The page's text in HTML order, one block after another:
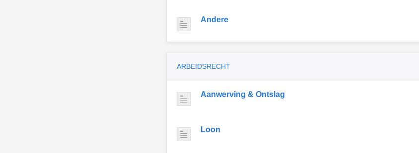
Andere
ARBEIDSRECHT
Aanwerving & Ontslag
Loon